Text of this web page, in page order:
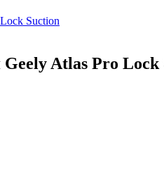
Atlas Pro Lock